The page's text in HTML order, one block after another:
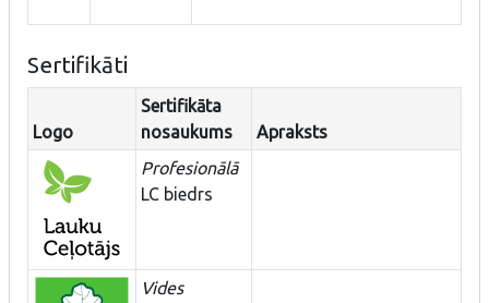
Sertifikāti
Logo
Sertifikāta
nosaukums
Apraksts
Profesionālā
LC biedrs
Vides